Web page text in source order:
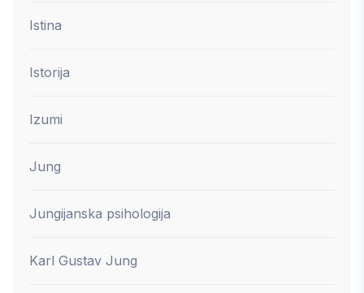
Istina
Istorija
Izumi
Jung
Jungijanska psihologija
Karl Gustav Jung